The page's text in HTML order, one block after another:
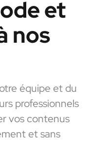
et
nos
équipe et du
professionnels
vos contenus
et sans